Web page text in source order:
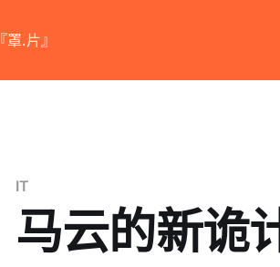
『罩.片』
IT
马云的新诡